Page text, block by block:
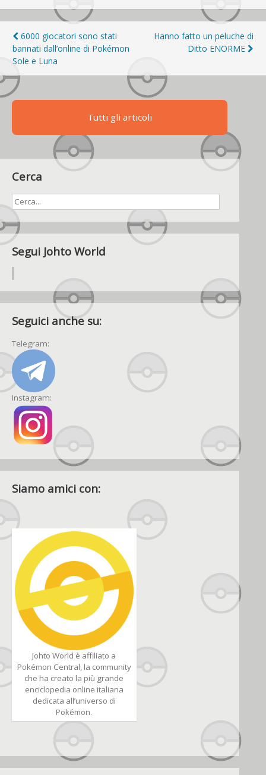
Navigazione
articoli
6000 giocatori sono stati
bannati dall’online di Pokémon
Sole e Luna
Hanno fatto un peluche di
Ditto ENORME
Tutti gli articoli
Cerca
Segui Johto World
Seguici anche su:
Telegram:
Instagram:
Siamo amici con:
Johto World è affiliato a
Pokémon Central, la community
che ha creato la più grande
enciclopedia online italiana
dedicata all’universo di
Pokémon.